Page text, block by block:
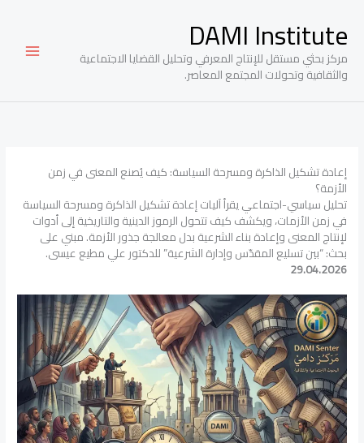
المحتوىDAMI Institute
مركز بحثي مستقل للإنتاج المعرفي وتحليل القضايا الاجتماعية
والثقافية وتحولات المجتمع المعاصر.
إعادة تشكيل الذاكرة ومسرحة السياسة: كيف يُصنع المعنى في زمن
الأزمة؟
تحليل سياسي-اجتماعي يقرأ آليات إعادة تشكيل الذاكرة ومسرحة السياسة
في زمن الأزمات، ويكشف كيف تتحول الرموز الدينية والتاريخية إلى أدوات
لإنتاج المعنى وإعادة بناء الشرعية بدل معالجة جذور الأزمة. مبني على
بحث: “بين تسليع المقدّس وإدارة الشرعية” للدكتور علي مطيع عيسى.
29.04.2026